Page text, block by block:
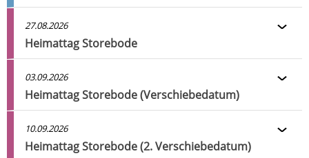
27.08.2026
Heimattag Storebode
03.09.2026
Heimattag Storebode (Verschiebedatum)
10.09.2026
Heimattag Storebode (2. Verschiebedatum)